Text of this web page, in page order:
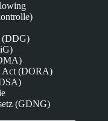
(DDG)
Act (DORA)
(GDNG)